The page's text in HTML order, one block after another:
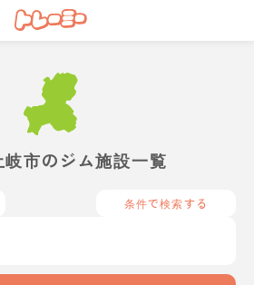
市のジム施設一覧
条件で検索する